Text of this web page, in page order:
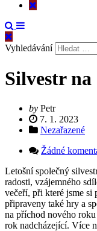
Vyhledávání
Silvestr
by Petr
7. 1. 2023
Nezařazené
Žádné
Letošní společný
radosti, vzájemného
večeří, při které jsme
připraveny také hry a
na příchod nového
rok nadcházející. Více